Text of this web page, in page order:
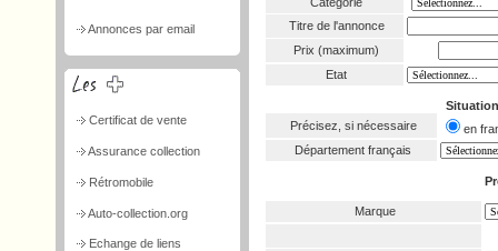
Annonces par email
Certificat de vente
Assurance collection
Rétromobile
Auto-collection.org
Echange de liens
Titre de l'annonce
Prix (maximum)
Etat
Précisez, si nécessaire
en
Département français
Marque